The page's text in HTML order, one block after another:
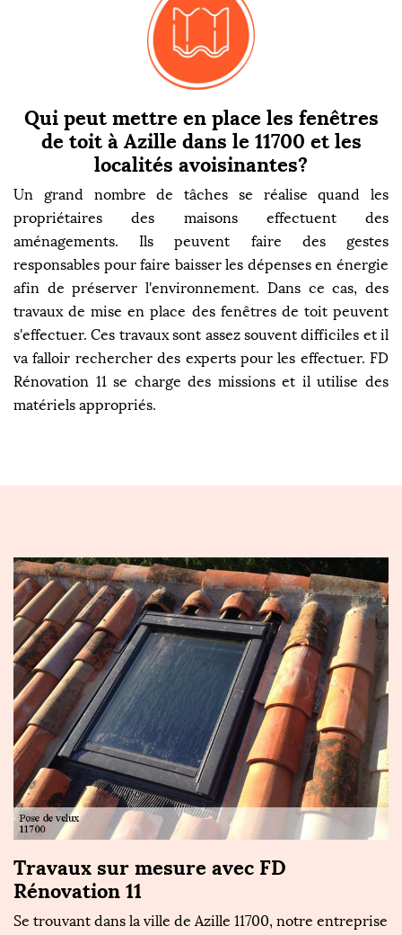
Qui peut mettre en place les fenêtres
de toit à Azille dans le 11700 et les
localités avoisinantes?
Un grand nombre de tâches se réalise quand les
propriétaires des maisons effectuent des
aménagements. Ils peuvent faire des gestes
responsables pour faire baisser les dépenses en énergie
afin de préserver l'environnement. Dans ce cas, des
travaux de mise en place des fenêtres de toit peuvent
s'effectuer. Ces travaux sont assez souvent difficiles et il
va falloir rechercher des experts pour les effectuer. FD
Rénovation 11 se charge des missions et il utilise des
matériels appropriés.
Travaux sur mesure avec FD
Rénovation 11
Se trouvant dans la ville de Azille 11700, notre entreprise